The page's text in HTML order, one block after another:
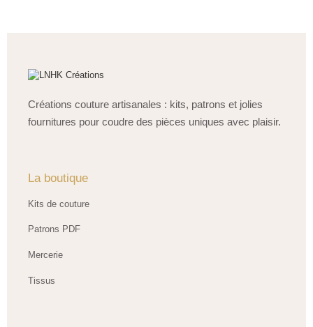
Créations couture artisanales : kits, patrons et jolies
fournitures pour coudre des pièces uniques avec plaisir.
La boutique
Kits de couture
Patrons PDF
Mercerie
Tissus